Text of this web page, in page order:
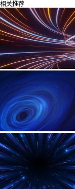
相关推荐